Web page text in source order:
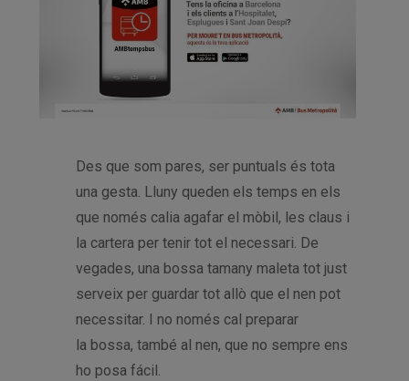
Des que som pares, ser puntuals és tota
una gesta. Lluny queden els temps en els
que només calia agafar el mòbil, les claus i
la cartera per tenir tot el necessari. De
vegades, una bossa tamany maleta tot just
serveix per guardar tot allò que el nen pot
necessitar. I no només cal preparar
la bossa, també al nen, que no sempre ens
ho posa fácil.